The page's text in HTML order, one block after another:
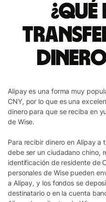
¿Qué
Alipay es una forma muy
CNY, por lo que es una
dinero para que se reciba en
de Wise.
Para recibir dinero en Alipay a
debe ser un ciudadano chino,
identificación de residente de
personales de Wise pueden
a Alipay, y los fondos se
destinatario o en la cuenta